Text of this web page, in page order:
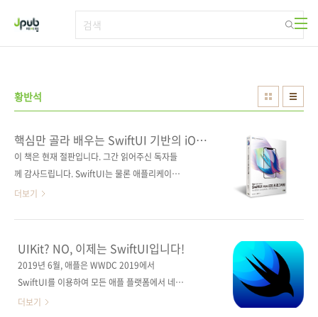
황반석
핵심만 골라 배우는 SwiftUI 기반의 iOS
프로그래밍
이 책은 현재 절판입니다. 그간 읽어주신 독자들
께 감사드립니다. SwiftUI는 물론 애플리케이션
개발과 출시를 위한 모든 과정을 담았다! 도서구
구매 사이트(가나다순) [교보문고] [구글북스]
[리디북스] [알라딘] [예스이십사] [인터파크] 출
판사 제이펍 저작권사 Payload Media, Inc. 원
ISBN: 9781951442057) 저자명 닐 스미스 역
더보기
UIKit? NO, 이제는 SwiftUI입니다!
2019년 6월, 애플은 WWDC 2019에서
SwiftUI를 이용하여 모든 애플 플랫폼에서 네이
티브 앱을 쉽게 구축할 수 있는 방법을 발표하였
더보기